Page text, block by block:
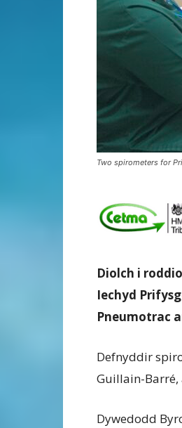
Two spirometers for
Diolch i
Iechyd
Pneumotrac
Defnyddir
Guillain-Barré,
Dywedodd